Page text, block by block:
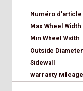
Numéro d'article
Max Wheel Width
Min Wheel Width
Outside Diameter
Sidewall
Warranty Mileage